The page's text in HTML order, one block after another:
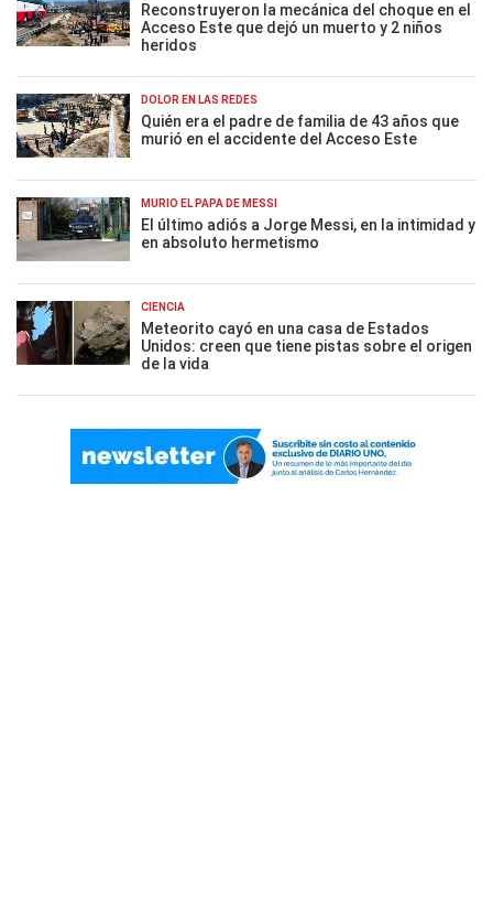
Reconstruyeron la mecánica del choque en el
Acceso Este que dejó un muerto y 2 niños
heridos
DOLOR EN LAS REDES
Quién era el padre de familia de 43 años que
murió en el accidente del Acceso Este
MURIÓ EL PAPÁ DE MESSI
El último adiós a Jorge Messi, en la intimidad y
en absoluto hermetismo
CIENCIA
Meteorito cayó en una casa de Estados
Unidos: creen que tiene pistas sobre el origen
de la vida